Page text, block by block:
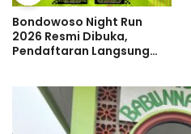
Bondowoso Night Run
2026 Resmi Dibuka,
Pendaftaran Langsung